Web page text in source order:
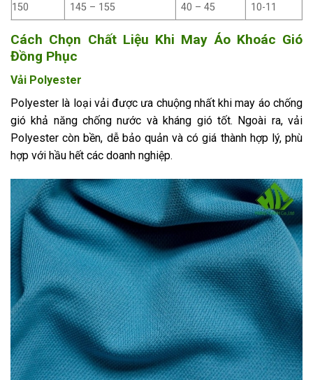
150
145 – 155 40 – 45 10-11
Cách Chọn Chất Liệu Khi May Áo Khoác Gió
Đồng Phục
Vải Polyester
Polyester là loại vải được ưa chuộng nhất khi may áo chống
gió khả năng chống nước và kháng gió tốt. Ngoài ra, vải
Polyester còn bền, dễ bảo quản và có giá thành hợp lý, phù
hợp với hầu hết các doanh nghiệp.